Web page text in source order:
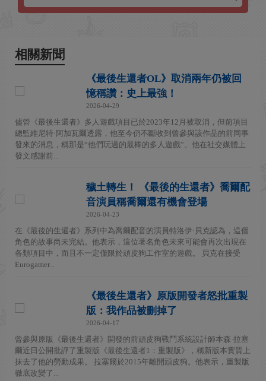
相關新聞
《最後生還者OL》取消兩年仍被回
憶稱讚：史上最強！
2026-04-29
儘管《最後生還者》多人遊戲項目已於2023年12月被取消，但前項目
總監維尼特·阿加瓦爾透露，他至今仍不斷收到曾參與該作品的前同事
發來的消息，稱那是“他們玩過的最棒的多人遊戲”。他在社交媒體上
發文感謝前...
穢土轉生！ 《最後的生還者》喬爾配
音演員稱喬爾還有機會登場
2026-04-23
在《最後的生還者》系列中為喬爾配音的演員特洛伊·貝克認為，這個
角色的故事尚未完結。他表示，這位著名角色未來可能會再次出現在
各類項目中，而且不一定僅限於頑皮狗工作室的遊戲。 貝克在接受
Eurogamer...
《最後生還者》原版開發者怒批重製
版：我作品被刪掉了
2026-04-17
曾參與原版《最後生還者》開發的前頑皮狗戰鬥系統設計師本森·拉塞
爾近日公開批評了重製版《最後生還者1：重製版》，稱新版本實質上
抹去了他的勞動成果。 拉塞爾於2015年離開頑皮狗。他表示，重製版
徹底改變了...